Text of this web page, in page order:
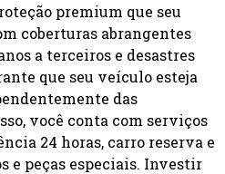
premium que seu
coberturas abrangentes
a terceiros e desastres
que seu veículo esteja
das
você conta com serviços
24 horas, carro reserva e
e peças especiais. Investir